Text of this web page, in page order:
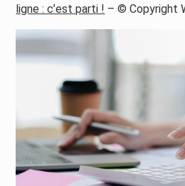
ligne : c’est parti ! – © Copyright